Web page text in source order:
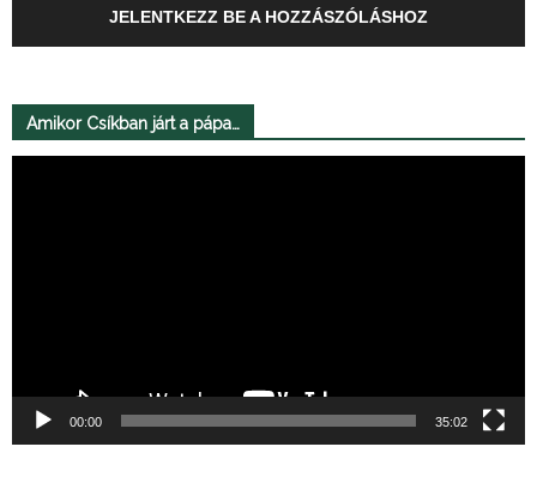
JELENTKEZZ BE A HOZZÁSZÓLÁSHOZ
Amikor Csíkban járt a pápa…
00:00 35:02